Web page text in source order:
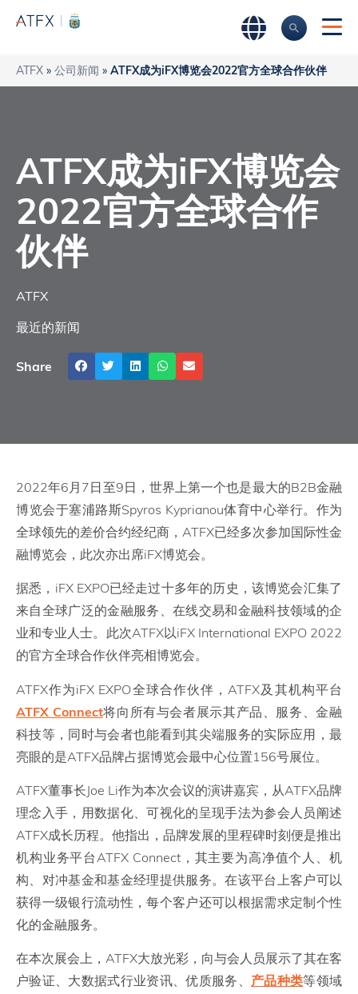
ATFX » 公司新闻 » ATFX成为iFX博览会2022官方全球合作伙伴
ATFX成为iFX博览会
2022官方全球合作
伙伴
ATFX
最近的新闻
Share
2022年6月7日至9日，世界上第一个也是最大的B2B金融
博览会于塞浦路斯Spyros Kyprianou体育中心举行。作为
全球领先的差价合约经纪商，ATFX已经多次参加国际性金
融博览会，此次亦出席iFX博览会。
据悉，iFX EXPO已经走过十多年的历史，该博览会汇集了
来自全球广泛的金融服务、在线交易和金融科技领域的企
业和专业人士。此次ATFX以iFX International EXPO 2022
的官方全球合作伙伴亮相博览会。
ATFX作为iFX EXPO全球合作伙伴，ATFX及其机构平台
ATFX Connect将向所有与会者展示其产品、服务、金融
科技等，同时与会者也能看到其尖端服务的实际应用，最
亮眼的是ATFX品牌占据博览会最中心位置156号展位。
ATFX董事长Joe Li作为本次会议的演讲嘉宾，从ATFX品牌
理念入手，用数据化、可视化的呈现手法为参会人员阐述
ATFX成长历程。他指出，品牌发展的里程碑时刻便是推出
机构业务平台ATFX Connect，其主要为高净值个人、机
构、对冲基金和基金经理提供服务。在该平台上客户可以
获得一级银行流动性，每个客户还可以根据需求定制个性
化的金融服务。
在本次展会上，ATFX大放光彩，向与会人员展示了其在客
户验证、大数据式行业资讯、优质服务、 产品种类等领域